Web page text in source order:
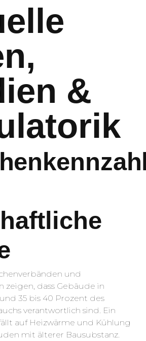
&
und
zeigen, dass Gebäude in
35 bis 40 Prozent des
verantwortlich sind. Ein
auf Heizwärme und Kühlung
mit älterer Bausubstanz.